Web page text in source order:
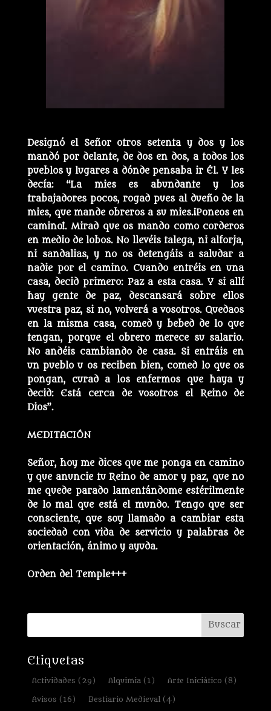
Designó el Señor otros setenta y dos y los
mandó por delante, de dos en dos, a todos los
pueblos y lugares a dónde pensaba ir Él. Y les
decía: “La mies es abundante y los
trabajadores pocos, rogad pues al dueño de la
mies, que mande obreros a su mies.¡Poneos en
camino!. Mirad que os mando como corderos
en medio de lobos. No llevéis talega, ni alforja,
ni sandalias, y no os detengáis a saludar a
nadie por el camino. Cuando entréis en una
casa, decid primero: Paz a esta casa. Y si allí
hay gente de paz, descansará sobre ellos
vuestra paz, si no, volverá a vosotros. Quedaos
en la misma casa, comed y bebed de lo que
tengan, porque el obrero merece su salario.
No andéis cambiando de casa. Si entráis en
un pueblo u os reciben bien, comed lo que os
pongan, curad a los enfermos que haya y
decid: Está cerca de vosotros el Reino de
Dios”.
MEDITACIÓN
Señor, hoy me dices que me ponga en camino
y que anuncie tu Reino de amor y paz, que no
me quede parado lamentándome estérilmente
de lo mal que está el mundo. Tengo que ser
consciente, que soy llamado a cambiar esta
sociedad con vida de servicio y palabras de
orientación, ánimo y ayuda.
Orden del Temple+++
Etiquetas
Actividades (29) Alquimia (1) Arte Iniciático (8)
Avisos (16) Bestiario Medieval (4)